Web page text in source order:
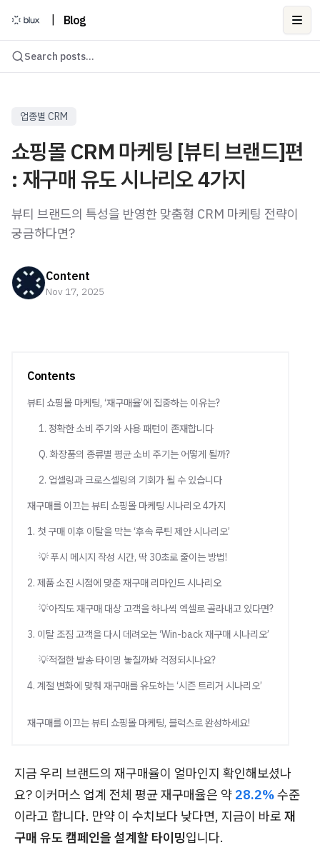
Blog
Search posts...
업종별 CRM
쇼핑몰 CRM 마케팅 [뷰티 브랜드]편
: 재구매 유도 시나리오 4가지
뷰티 브랜드의 특성을 반영한 맞춤형 CRM 마케팅 전략이
궁금하다면?
Content
Nov 17, 2025
Contents
뷰티 쇼핑몰 마케팅, ‘재구매율’에 집중하는 이유는?
1. 정확한 소비 주기와 사용 패턴이 존재합니다
Q. 화장품의 종류별 평균 소비 주기는 어떻게 될까?
2. 업셀링과 크로스셀링의 기회가 될 수 있습니다
재구매를 이끄는 뷰티 쇼핑몰 마케팅 시나리오 4가지
1. 첫 구매 이후 이탈을 막는 ‘후속 루틴 제안 시나리오’
💡 푸시 메시지 작성 시간, 딱 30초로 줄이는 방법!
2. 제품 소진 시점에 맞춘 재구매 리마인드 시나리오
💡아직도 재구매 대상 고객을 하나씩 엑셀로 골라내고 있다면?
3. 이탈 조짐 고객을 다시 데려오는 ‘Win-back 재구매 시나리오’
💡적절한 발송 타이밍 놓칠까봐 걱정되시나요?
4. 계절 변화에 맞춰 재구매를 유도하는 ‘시즌 트리거 시나리오’
재구매를 이끄는 뷰티 쇼핑몰 마케팅, 블럭스로 완성하세요!
지금 우리 브랜드의 재구매율이 얼마인지 확인해보셨나
요? 이커머스 업계 전체 평균 재구매율은 약 28.2%수준
이라고 합니다. 만약 이 수치보다 낮다면, 지금이 바로 재
구매 유도 캠페인을 설계할 타이밍입니다.